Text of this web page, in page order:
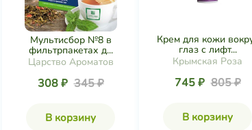
Мультисбор №8 в
фильтрпакетах д...
Царство Ароматов
308 ₽ 345 ₽
В корзину
Крем для кожи
глаз с лифт...
Крымская Роза
745 ₽ 805 ₽
В корзину